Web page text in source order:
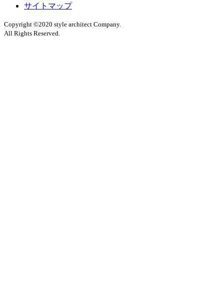
サイトマップ
Copyright ©2020 style architect Company.
All Rights Reserved.